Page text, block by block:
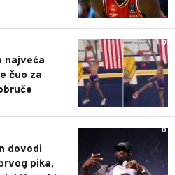
0
najveća
čuo za
0
dovodi
pika,